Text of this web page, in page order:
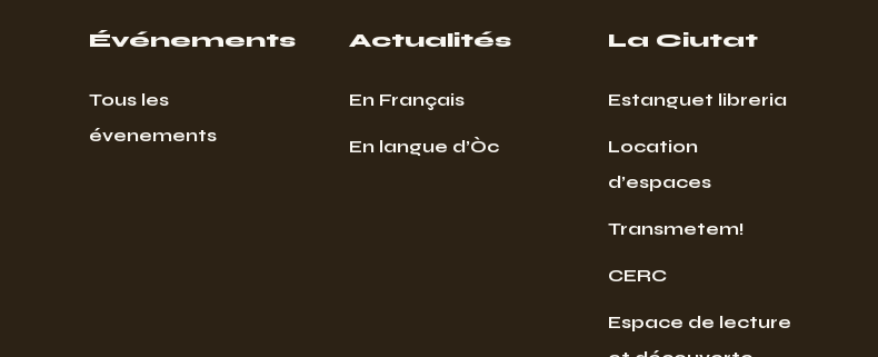
Événements
Tous les
évenements
Actualités
En Français
En langue d’Òc
La Ciutat
Estanguet libreria
Location
d’espaces
Transmetem!
CERC
Espace de lecture